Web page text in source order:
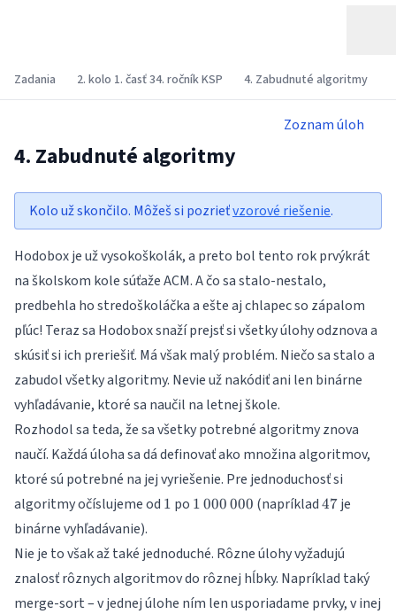
Zadania 2. kolo 1. časť 34. ročník KSP 4. Zabudnuté algoritmy
Zoznam úloh
4. Zabudnuté algoritmy
Kolo už skončilo. Môžeš si pozrieťvzorové riešenie.
Hodobox je už vysokoškolák, a preto bol tento rok prvýkrát
na školskom kole súťaže ACM. A čo sa stalo-nestalo,
predbehla ho stredoškoláčka a ešte aj chlapec so zápalom
pľúc! Teraz sa Hodobox snaží prejsť si všetky úlohy odznova a
skúsiť si ich preriešiť. Má však malý problém. Niečo sa stalo a
zabudol všetky algoritmy. Nevie už nakódiť ani len binárne
vyhľadávanie, ktoré sa naučil na letnej škole.
Rozhodol sa teda, že sa všetky potrebné algoritmy znova
naučí. Každá úloha sa dá definovať ako množina algoritmov,
ktoré sú potrebné na jej vyriešenie. Pre jednoduchosť si
algoritmy očíslujeme od 1
1 po 1\,000\,000
1 000 000 (napríklad 47
47je
binárne vyhľadávanie).
Nie je to však až také jednoduché. Rôzne úlohy vyžadujú
znalosť rôznych algoritmov do rôznej hĺbky. Napríklad taký
merge-sort – v jednej úlohe ním len usporiadame prvky, v inej